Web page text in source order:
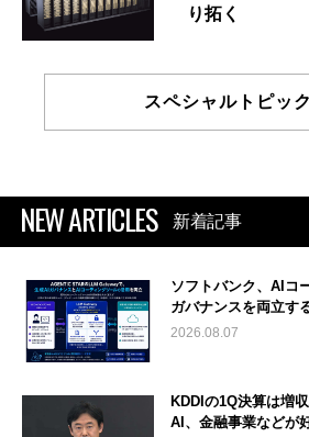
り拓く
スペシャルトピッ
NEW ARTICLES 新着記事
ソフトバンク、AIコ
ガバナンスを両立す
2026.08.07
KDDIの1Q決算は増
AI、金融事業などが